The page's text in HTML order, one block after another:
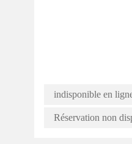
indisponible en
Réservation non